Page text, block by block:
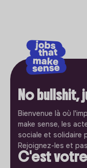
No bullshit,
Bienvenue là où
make sense, les
sociale et solidaire
Rejoignez-les et
C'est